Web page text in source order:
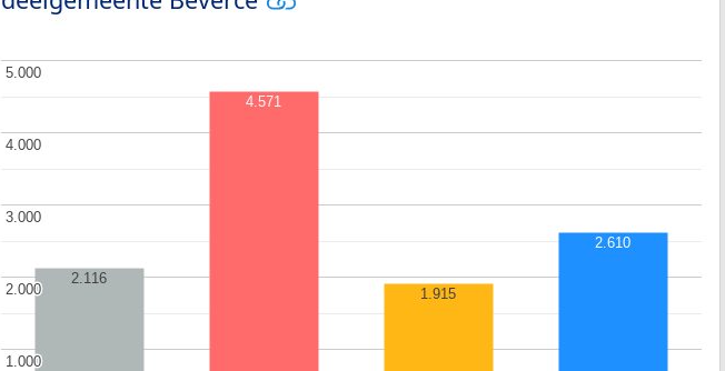
1.000
1.000
2.000
2.000
3.000
3.000
4.000
4.000
5.000
5.000
2.116
4.571
1.915
2.610